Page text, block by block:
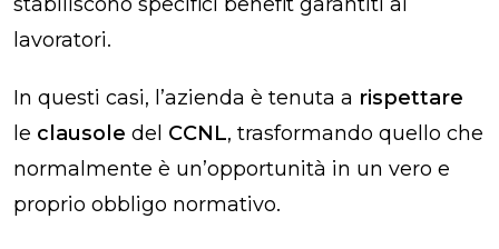
stabiliscono specifici benefit garantiti ai
lavoratori.
In questi casi, l’azienda è tenuta a rispettare
le clausole del CCNL, trasformando quello che
normalmente è un’opportunità in un vero e
proprio obbligo normativo.